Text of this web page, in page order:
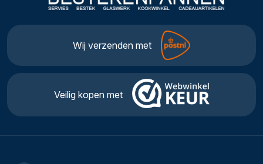
Wij verzenden met
Veilig kopen met